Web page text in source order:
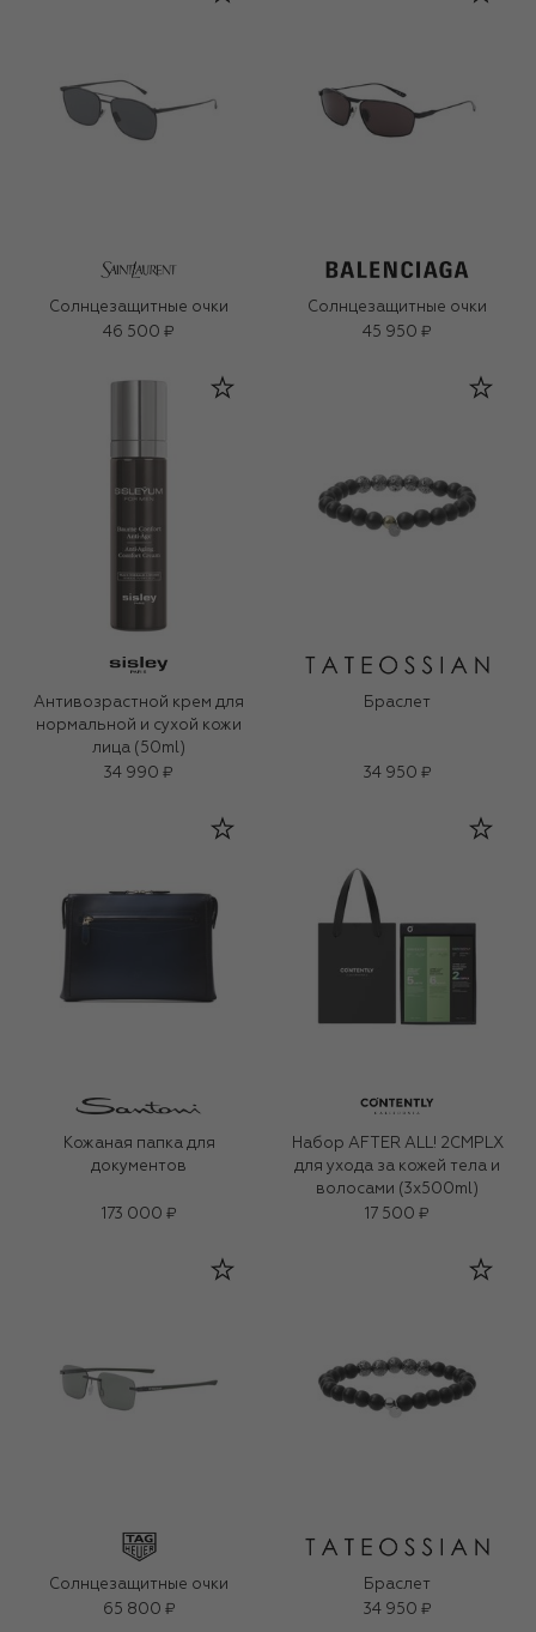
Солнцезащитные очки
46 500 ₽
Солнцезащитные очки
45 950 ₽
Антивозрастной крем для
нормальной и сухой кожи
лица (50ml)
34 990 ₽
Браслет
34 950 ₽
Кожаная папка для
документов
173 000 ₽
Набор AFTER ALL! 2CMPLX
для ухода за кожей тела и
волосами (3x500ml)
17 500 ₽
Солнцезащитные очки
65 800 ₽
Браслет
34 950 ₽